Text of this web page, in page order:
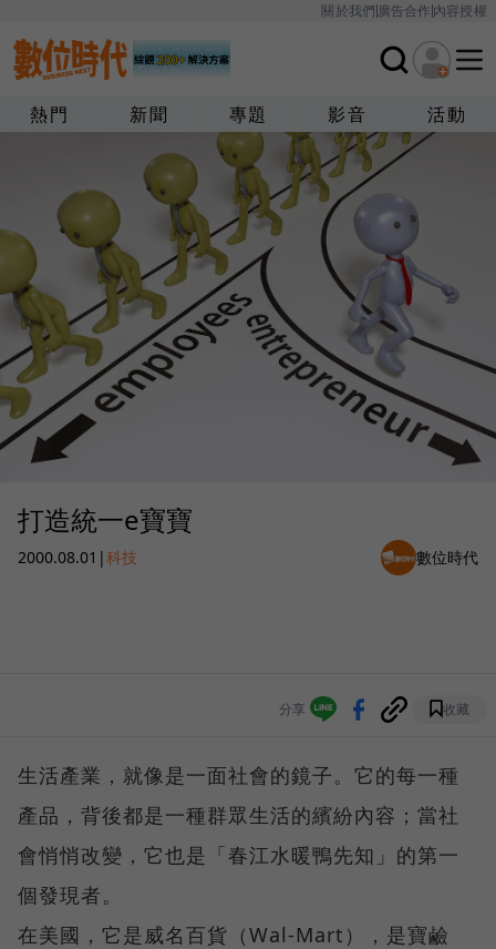
關於我們廣告合作內容授權
熱門 新聞 專題 影音 活動
打造統一e寶寶
2000.08.01 |科技 數位時代
分享 收藏
生活產業，就像是一面社會的鏡子。它的每一種
產品，背後都是一種群眾生活的繽紛內容；當社
會悄悄改變，它也是「春江水暖鴨先知」的第一
個發現者。
在美國，它是威名百貨（Wal-Mart），是寶鹼